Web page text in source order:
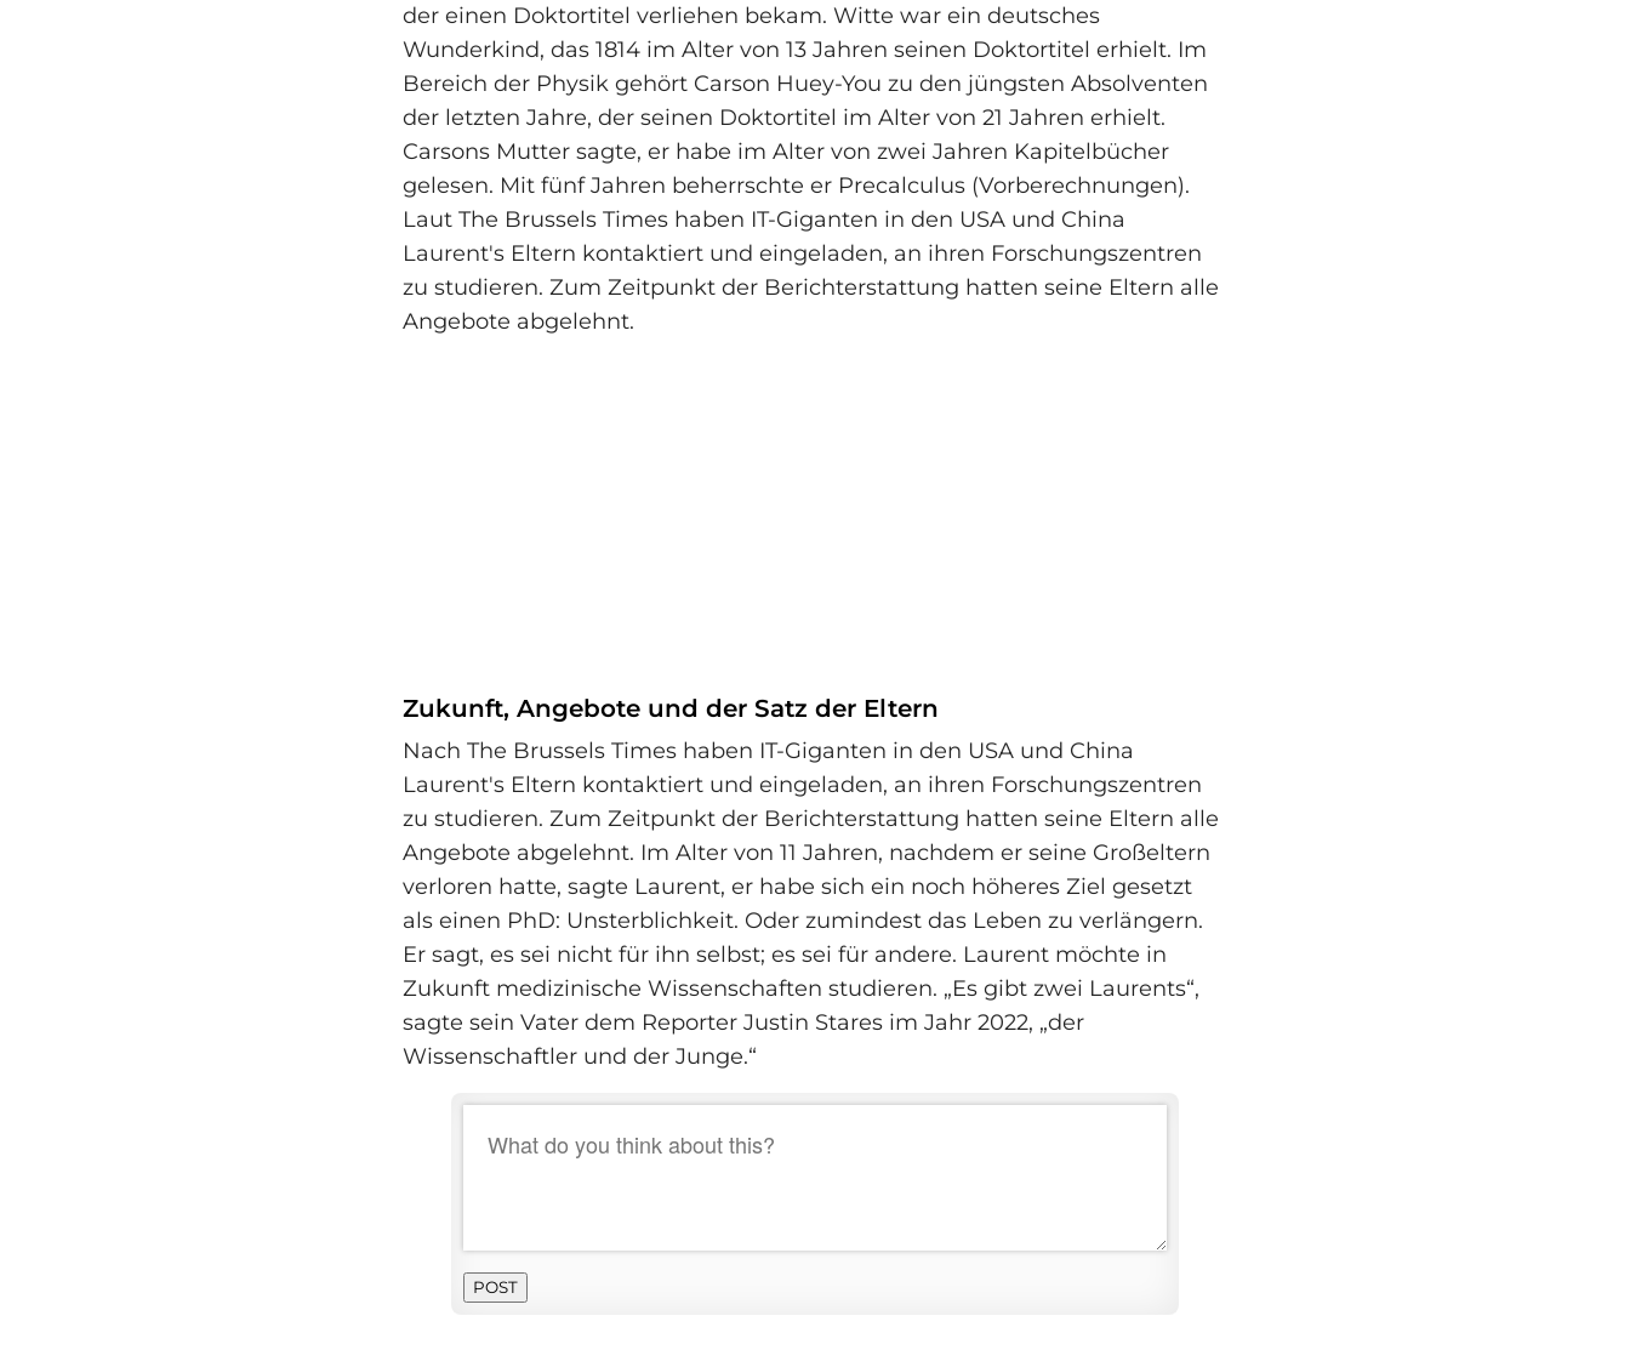
der einen Doktortitel verliehen bekam. Witte war ein deutsches
Wunderkind, das 1814 im Alter von 13 Jahren seinen Doktortitel erhielt. Im
Bereich der Physik gehört Carson Huey-You zu den jüngsten Absolventen
der letzten Jahre, der seinen Doktortitel im Alter von 21 Jahren erhielt.
Carsons Mutter sagte, er habe im Alter von zwei Jahren Kapitelbücher
gelesen. Mit fünf Jahren beherrschte er Precalculus (Vorberechnungen).
Laut The Brussels Times haben IT-Giganten in den USA und China
Laurent's Eltern kontaktiert und eingeladen, an ihren Forschungszentren
zu studieren. Zum Zeitpunkt der Berichterstattung hatten seine Eltern alle
Angebote abgelehnt.
Zukunft, Angebote und der Satz der Eltern
Nach The Brussels Times haben IT-Giganten in den USA und China
Laurent's Eltern kontaktiert und eingeladen, an ihren Forschungszentren
zu studieren. Zum Zeitpunkt der Berichterstattung hatten seine Eltern alle
Angebote abgelehnt. Im Alter von 11 Jahren, nachdem er seine Großeltern
verloren hatte, sagte Laurent, er habe sich ein noch höheres Ziel gesetzt
als einen PhD: Unsterblichkeit. Oder zumindest das Leben zu verlängern.
Er sagt, es sei nicht für ihn selbst; es sei für andere. Laurent möchte in
Zukunft medizinische Wissenschaften studieren. „Es gibt zwei Laurents“,
sagte sein Vater dem Reporter Justin Stares im Jahr 2022, „der
Wissenschaftler und der Junge.“
POST